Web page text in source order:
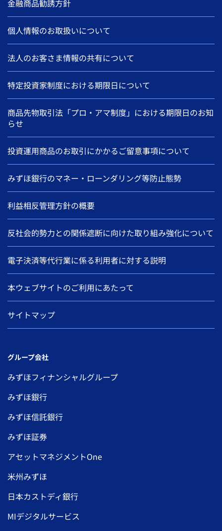
金融商品勧誘方針
個人情報のお取扱いについて
法人のお客さま情報の共有について
特定投資家制度における期限日について
商品先物取引法「プロ・アマ制度」における期限日のお知
らせ
投資運用商品のお取引にかかるご留意事項について
みずほ銀行のマネー・ローンダリング等防止態勢
利益相反管理方針の概要
反社会的勢力との関係遮断に向けた取り組み強化について
電子決済等代行業に係る利用者に対する説明
本ウェブサイトのご利用にあたって
サイトマップ
グループ会社
みずほフィナンシャルグループ
みずほ銀行
みずほ信託銀行
みずほ証券
アセットマネジメントOne
米州みずほ
日本カストディ銀行
MIデジタルサービス